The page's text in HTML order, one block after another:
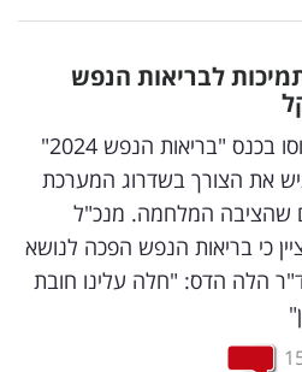
לבריאות הנפש
את הדברים אמר אוריאל בוסו בכנס "בריאות הנפש 2024"
את הצורך בשדרוג המערכת
שהציבה המלחמה. מנכ"ל
כי בריאות הנפש הפכה לנושא
הלה הדס: "חלה עלינו חובת